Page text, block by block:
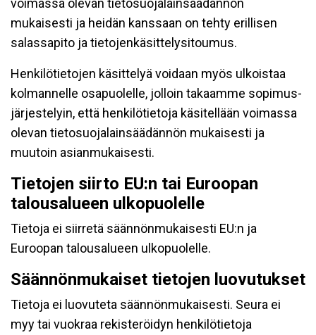
voimassa olevan tietosuojalainsäädännön
mukaisesti ja heidän kanssaan on tehty erillisen
salassapito ja tietojenkäsittelysitoumus.
Henkilötietojen käsittelyä voidaan myös ulkoistaa
kolmannelle osapuolelle, jolloin takaamme sopimus-
järjestelyin, että henkilötietoja käsitellään voimassa
olevan tietosuojalainsäädännön mukaisesti ja
muutoin asianmukaisesti.
Tietojen siirto EU:n tai Euroopan
talousalueen ulkopuolelle
Tietoja ei siirretä säännönmukaisesti EU:n ja
Euroopan talousalueen ulkopuolelle.
Säännönmukaiset tietojen luovutukset
Tietoja ei luovuteta säännönmukaisesti. Seura ei
myy tai vuokraa rekisteröidyn henkilötietoja